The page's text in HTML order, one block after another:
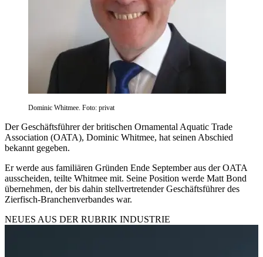
Dominic Whitmee. Foto: privat
Der Geschäftsführer der britischen Ornamental Aquatic Trade
Association (OATA), Dominic Whitmee, hat seinen Abschied
bekannt gegeben.
Er werde aus familiären Gründen Ende September aus der OATA
ausscheiden, teilte Whitmee mit. Seine Position werde Matt Bond
übernehmen, der bis dahin stellvertretender Geschäftsführer des
Zierfisch-Branchenverbandes war.
NEUES AUS DER RUBRIK INDUSTRIE